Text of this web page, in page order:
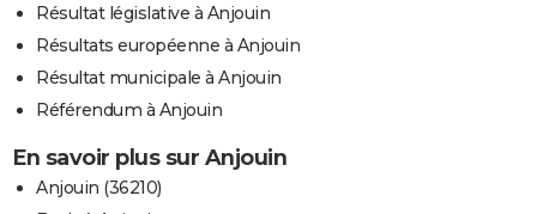
Résultat législative à Anjouin
Résultats européenne à Anjouin
Résultat municipale à Anjouin
Référendum à Anjouin
En savoir plus sur Anjouin
Anjouin (36210)